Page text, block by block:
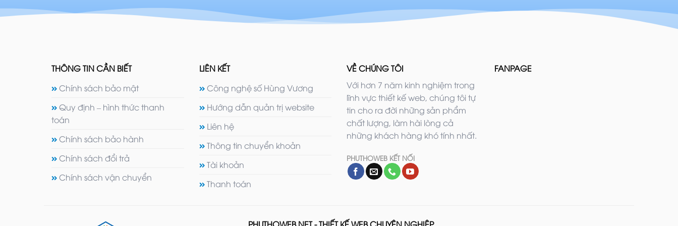
THÔNG TIN CẦN BIẾT
Chính sách bảo mật
Quy định – hình thức thanh
toán
Chính sách bảo hành
Chính sách đổi trả
Chính sách vận chuyển
LIÊN KẾT
Công nghệ số Hùng Vương
Hướng dẫn quản trị website
Liên hệ
Thông tin chuyển khoản
Tài khoản
Thanh toán
VỀ CHÚNG TÔI
Với hơn 7 năm kinh nghiệm trong
lĩnh vực thiết kế web, chúng tôi tự
tin cho ra đời những sản phẩm
chất lượng, làm hài lòng cả
những khách hàng khó tính nhất.
PHUTHOWEB KẾT NỐI
FANPAGE